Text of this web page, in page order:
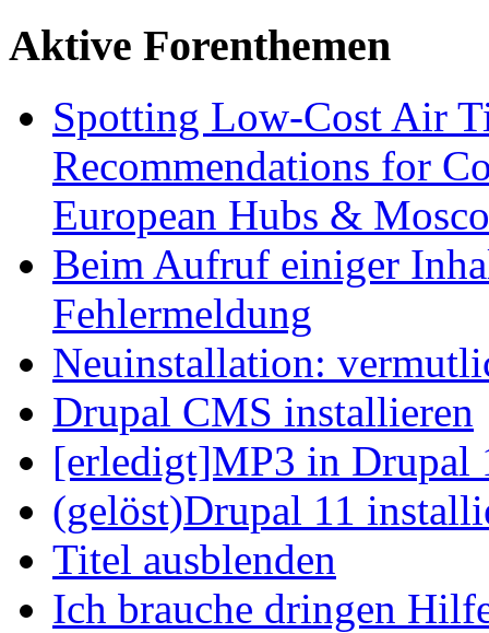
Aktive Forenthemen
Spotting Low-Cost Air
Recommendations for
European Hubs &
Beim Aufruf einiger
Fehlermeldung
Neuinstallation:
Drupal CMS installieren
[erledigt]MP3 in Drupal
(gelöst)Drupal 11
Titel ausblenden
Ich brauche dringen